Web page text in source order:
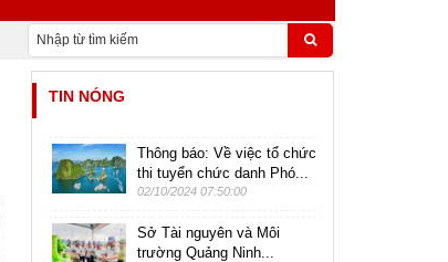
TIN NÓNG
Thông báo: Về việc tổ chức
thi tuyển chức danh Phó...
02/10/2024 07:50:00
Sở Tài nguyên và Môi
trường Quảng Ninh...